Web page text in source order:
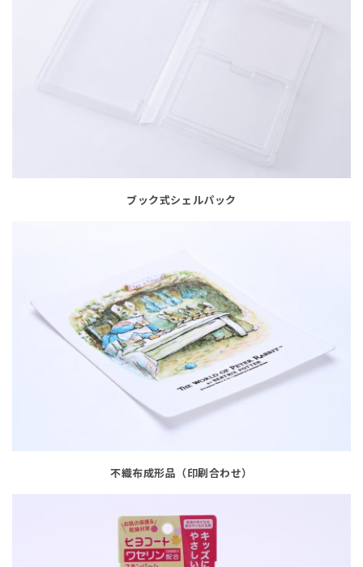
ブック式シェルパック
不織布成形品（印刷合わせ）